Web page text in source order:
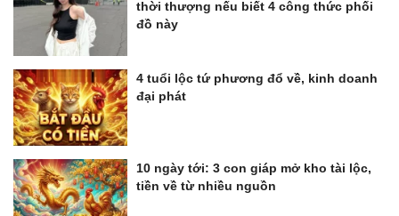
thời thượng nếu biết 4 công thức phối
đồ này
4 tuổi lộc tứ phương đổ về, kinh doanh
đại phát
10 ngày tới: 3 con giáp mở kho tài lộc,
tiền về từ nhiều nguồn